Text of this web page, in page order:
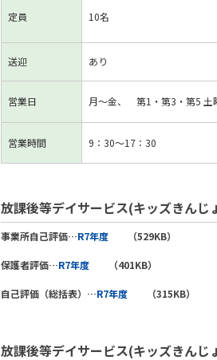
定員 10名
送迎 あり
営業日 月～金、 第1・第3・第5 土
営業時間 9：30～17：30
放課後等デイサービス(キッズきんじ
事業所自己評価…R7年度 （529KB）
保護者評価…R7年度 （401KB）
自己評価（総括表）…R7年度 （315KB）
放課後等デイサービス(キッズきんじ